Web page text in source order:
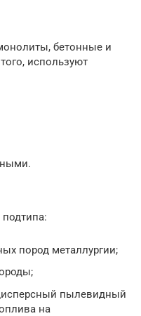
бетонные и
используют
подтипа:
пород металлургии;
пылевидный
на